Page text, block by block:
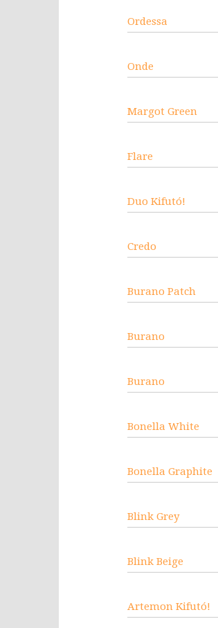
Ordessa
Onde
Margot Green
Flare
Duo Kifutó!
Credo
Burano Patch
Burano
Burano
Bonella White
Bonella Graphite
Blink Grey
Blink Beige
Artemon Kifutó!